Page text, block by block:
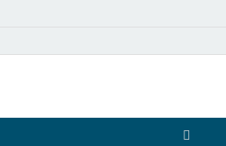
Braga Ciclável